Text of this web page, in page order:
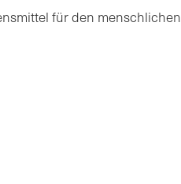
für den menschlichen